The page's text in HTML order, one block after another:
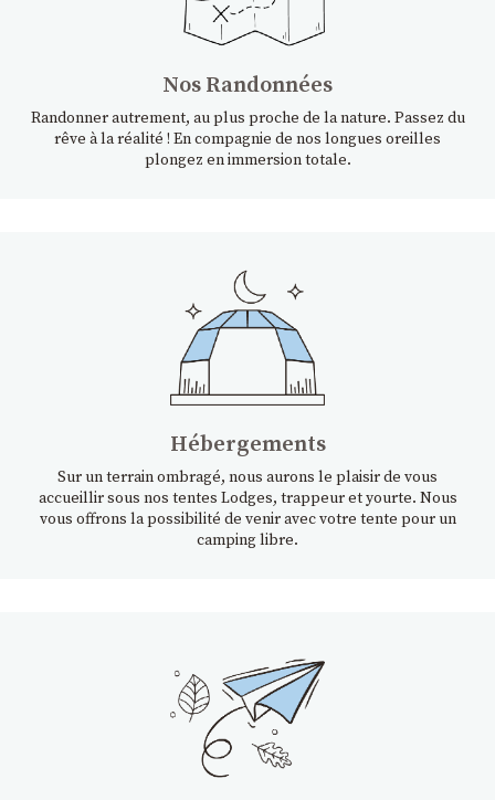
Nos Randonnées
Randonner autrement, au plus proche de la nature. Passez du
rêve à la réalité ! En compagnie de nos longues oreilles
plongez en immersion totale.
Hébergements
Sur un terrain ombragé, nous aurons le plaisir de vous
accueillir sous nos tentes Lodges, trappeur et yourte. Nous
vous offrons la possibilité de venir avec votre tente pour un
camping libre.